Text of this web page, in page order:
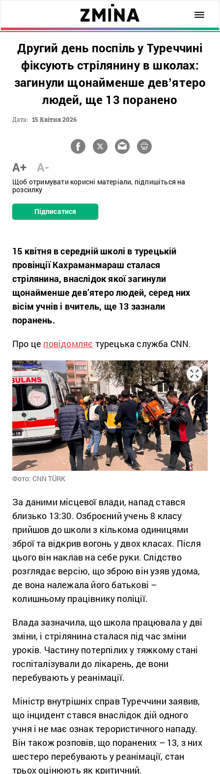
Другий день поспіль у Туреччині
фіксують стрілянину в школах:
загинули щонайменше девʼятеро
людей, ще 13 поранено
Дата: 15 Квітня 2026
A+ A-
Щоб отримувати корисні матеріали, підпишіться на
розсилку
Підписатися
15 квітня в середній школі в турецькій
провінції Кахраманмараш сталася
стрілянина, внаслідок якої загинули
щонайменше дев’ятеро людей, серед них
вісім учнів і вчитель, ще 13 зазнали
поранень.
Про це повідомляє турецька служба CNN.
Фото: CNN TÜRK
За даними місцевої влади, напад стався
близько 13:30. Озброєний учень 8 класу
прийшов до школи з кількома одиницями
зброї та відкрив вогонь у двох класах. Після
цього він наклав на себе руки. Слідство
розглядає версію, що зброю він узяв удома,
де вона належала його батькові –
колишньому працівнику поліції.
Влада зазначила, що школа працювала у дві
зміни, і стрілянина сталася під час зміни
уроків. Частину потерпілих у тяжкому стані
госпіталізували до лікарень, де вони
перебувають у реанімації.
Міністр внутрішніх справ Туреччини заявив,
що інцидент стався внаслідок дій одного
учня і не має ознак терористичного нападу.
Він також розповів, що поранених – 13, з них
шестеро перебувають у реанімації, стан
трьох оцінюють як критичний.